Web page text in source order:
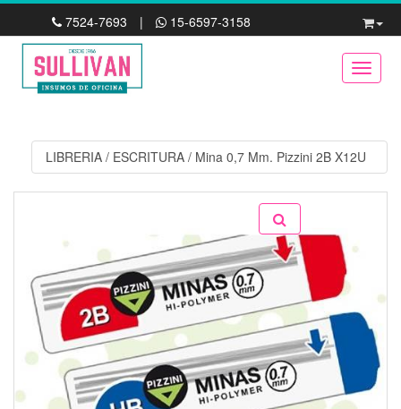
7524-7693 | 15-6597-3158
LIBRERIA / ESCRITURA / Mina 0,7 Mm. Pizzini 2B X12U